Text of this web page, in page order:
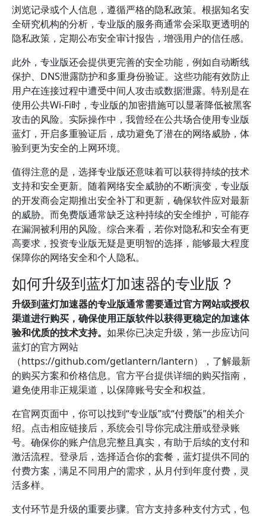
浏览记录或个人信息，遵循严格的隐私政策。根据知名安
全研究机构的分析，专业版的服务商通常会采取更透明的
隐私政策，定期公布安全审计报告，增强用户的信任感。
此外，专业版还会提供更完善的安全功能，例如自动断线
保护、DNS泄露防护和多重身份验证。这些功能有效防止
用户在连接过程中遭受中间人攻击或数据泄露。特别是在
使用公共Wi-Fi时，专业版的加密措施可以显著降低被黑客
攻击的风险。实际操作中，我曾经在公共场合使用专业版
蓝灯，开启多重验证后，成功避免了潜在的网络威胁，体
验到更为安全的上网环境。
值得注意的是，选择专业版还意味着可以获得持续的技术
支持和安全更新。随着网络安全威胁的不断演变，专业版
的开发商会定期推出安全补丁和更新，确保软件应对最新
的威胁。而免费版通常缺乏这种持续的安全维护，可能存
在漏洞被利用的风险。综合来看，若你对隐私和安全有更
高要求，投资专业版无疑是更明智的选择，能够最大程度
保障你的网络安全和个人隐私。
如何升级到蓝灯加速器的专业版？
升级到蓝灯加速器的专业版通常需要通过官方网站或授权
渠道进行购买，确保使用正版软件以获得更稳定的加速体
验和优质的技术支持。 如果你已决定升级，第一步应访问
蓝灯的官方网站
（https://github.com/getlantern/lantern），了解最新
的购买方案和价格信息。官方平台提供详细的购买指南，
避免使用非正规渠道，以保障账号安全和权益。
在官网页面中，你可以找到“专业版”或“付费版”的相关介
绍。点击相应链接后，系统会引导你完成注册或登录账
号。确保你的账户信息完整且真实，有助于后续的支付和
激活流程。登录后，选择适合你的套餐，蓝灯提供不同的
付费方案，满足不同用户的需求，从月付到年度付费，灵
活多样。
支付环节是升级的重要步骤。官方支持多种支付方式，包